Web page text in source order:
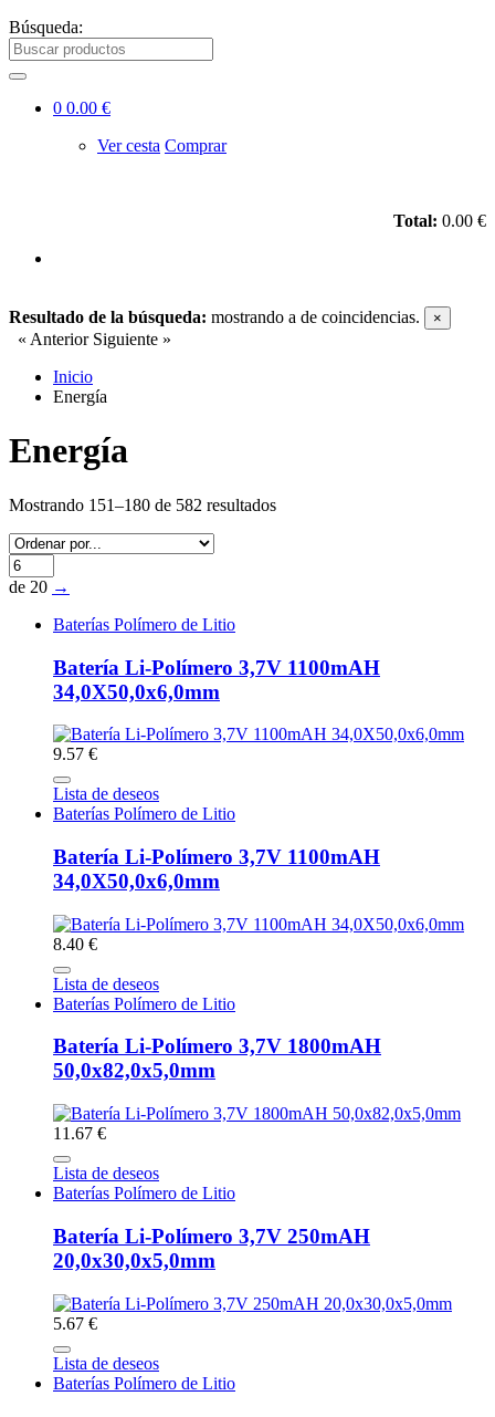
Búsqueda:
0 0.00 €
Ver cesta Comprar
Total: 0.00 €
Resultado de la búsqueda: mostrando a de coincidencias. ×
« Anterior Siguiente »
Inicio
Energía
Energía
Mostrando 151–180 de 582 resultados
de 20 →
Baterías Polímero de Litio
Batería Li-Polímero 3,7V 1100mAH
34,0X50,0x6,0mm
9.57 €
Lista de deseos
Baterías Polímero de Litio
Batería Li-Polímero 3,7V 1100mAH
34,0X50,0x6,0mm
8.40 €
Lista de deseos
Baterías Polímero de Litio
Batería Li-Polímero 3,7V 1800mAH
50,0x82,0x5,0mm
11.67 €
Lista de deseos
Baterías Polímero de Litio
Batería Li-Polímero 3,7V 250mAH
20,0x30,0x5,0mm
5.67 €
Lista de deseos
Baterías Polímero de Litio